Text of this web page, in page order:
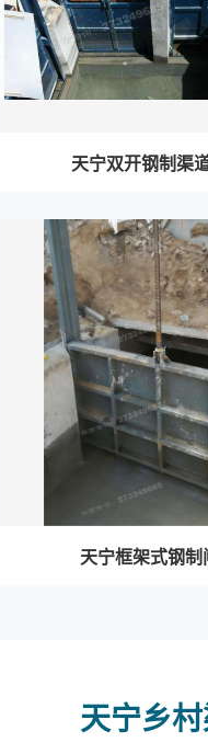
天宁双开钢制渠道
天宁框架式钢制
天宁乡